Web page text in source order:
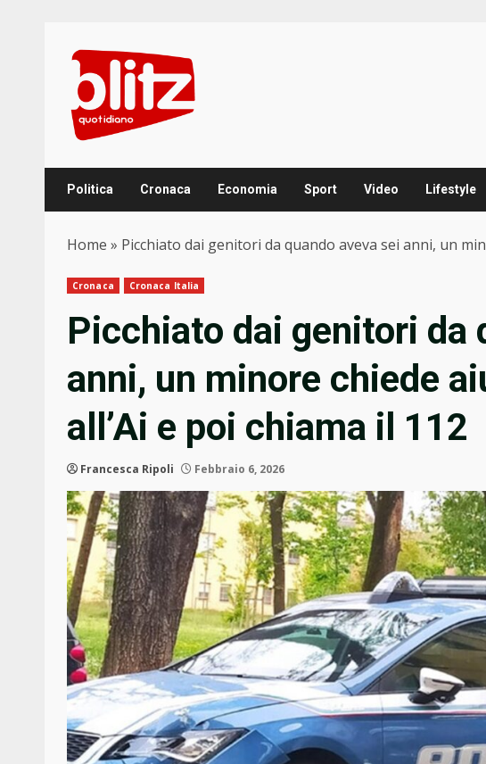
content
Politica Cronaca Economia Sport Video Lifestyle
Home » Picchiato dai genitori da quando aveva sei anni, un
Cronaca Cronaca Italia
Picchiato dai genitori da
anni, un minore chiede
all’Ai e poi chiama il 112
Francesca Ripoli Febbraio 6, 2026